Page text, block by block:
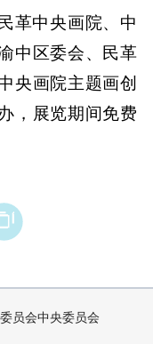
革中央画院、中
中区委会、民革
央画院主题画创
，展览期间免费
员会中央委员会